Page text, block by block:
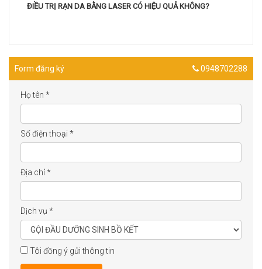
ĐIỀU TRỊ RẠN DA BẰNG LASER CÓ HIỆU QUẢ KHÔNG?
Form đăng ký 0948702288
Họ tên *
Số điện thoại *
Địa chỉ*
Dịch vụ *
Tôi đồng ý gửi thông tin